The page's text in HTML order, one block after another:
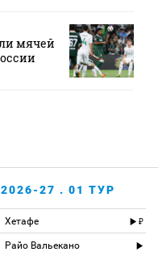
мячей
27 . 01 ТУР
Хетафе
Райо Вальекано